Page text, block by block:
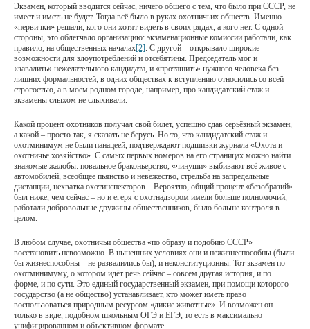
Экзамен, который вводится сейчас, ничего общего с тем, что было при СССР, не
имеет и иметь не будет. Тогда всё было в руках охотничьих обществ. Именно
«первички» решали, кого они хотят видеть в своих рядах, а кого нет. С одной
стороны, это облегчало организацию: экзаменационные комиссии работали, как
правило, на общественных началах[2]. С другой – открывало широкие
возможности для злоупотреблений и отсебятины. Председатель мог и
«завалить» нежелательного кандидата, и «протащить» нужного человека без
лишних формальностей; в одних обществах к вступлению относились со всей
строгостью, а в моём родном городе, например, про кандидатский стаж и
экзамены слыхом не слыхивали.
Какой процент охотников получал свой билет, успешно сдав серьёзный экзамен,
а какой – просто так, я сказать не берусь. Но то, что кандидатский стаж и
охотминимум не были панацеей, подтверждают подшивки журнала «Охота и
охотничье хозяйство». С самых первых номеров на его страницах можно найти
знакомые жалобы: повальное браконьерство, «чинуши» выбивают всё живое с
автомобилей, всеобщее пьянство и невежество, стрельба на запредельные
дистанции, нехватка охотинспекторов... Вероятно, общий процент «безобразий»
был ниже, чем сейчас – но и егеря с охотнадзором имели больше полномочий,
работали добровольные дружины общественников, было больше контроля в
целом.
В любом случае, охотничьи общества «по образу и подобию СССР»
восстановить невозможно. В нынешних условиях они и нежизнеспособны (были
бы жизнеспособны – не развалились бы), и неконституционны. Тот экзамен по
охотминимуму, о котором идёт речь сейчас – совсем другая история, и по
форме, и по сути. Это единый государственный экзамен, при помощи которого
государство (а не общество) устанавливает, кто может иметь право
воспользоваться природным ресурсом «дикие животные». И возможен он
только в виде, подобном школьным ОГЭ и ЕГЭ, то есть в максимально
унифицированном и объективном формате.